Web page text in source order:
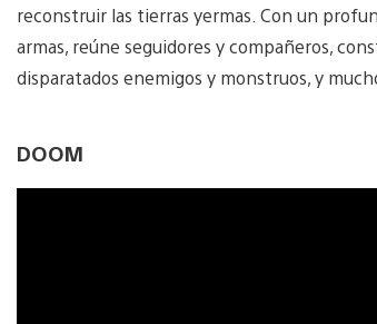
reconstruir las tierras yermas. Con un
armas, reúne seguidores y compañeros,
disparatados enemigos y monstruos, y
DOOM